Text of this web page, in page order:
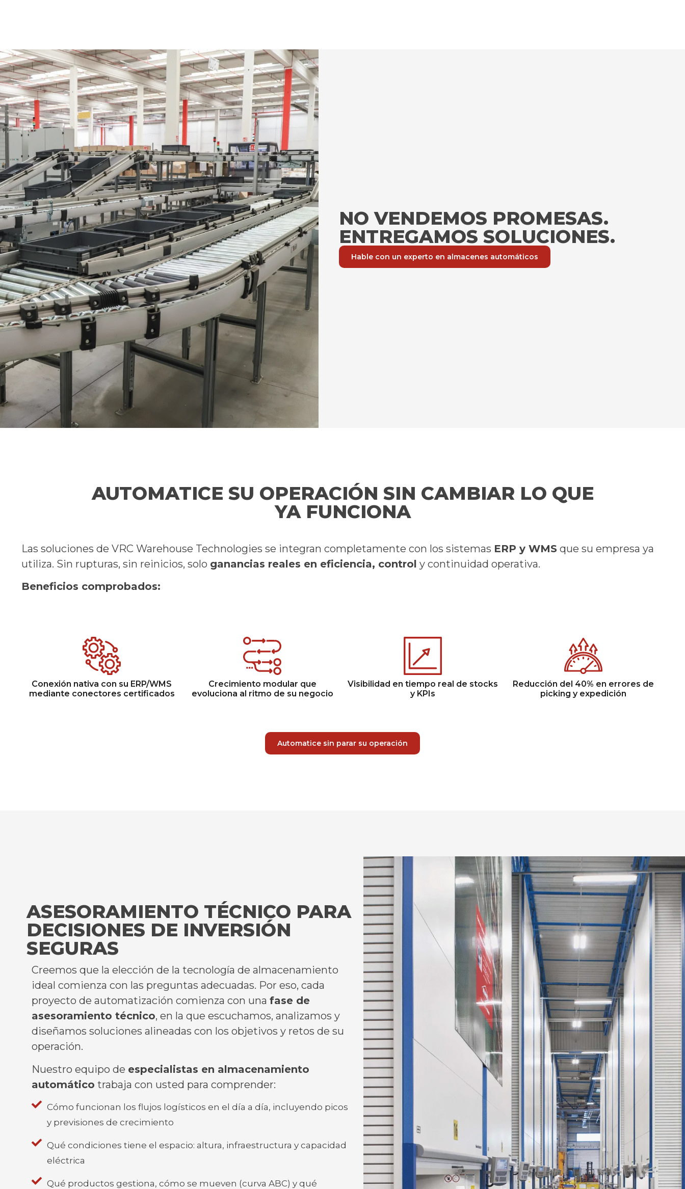
NO VENDEMOS PROMESAS.
ENTREGAMOS SOLUCIONES.
Hable con un experto en almacenes automáticos
AUTOMATICE SU OPERACIÓN SIN CAMBIAR LO QUE
YA FUNCIONA
Las soluciones de VRC Warehouse Technologies se integran completamente con los sistemas ERP y WMS que su empresa ya
utiliza. Sin rupturas, sin reinicios, solo ganancias reales en eficiencia, control y continuidad operativa.
Beneficios comprobados:
Conexión nativa con su ERP/WMS
mediante conectores certificados
Crecimiento modular que
evoluciona al ritmo de su negocio
Visibilidad en tiempo real de stocks
y KPIs
Reducción del 40% en errores de
picking y expedición
Automatice sin parar su operación
ASESORAMIENTO TÉCNICO PARA
DECISIONES DE INVERSIÓN
SEGURAS
Creemos que la elección de la tecnología de almacenamiento
ideal comienza con las preguntas adecuadas. Por eso, cada
proyecto de automatización comienza con una fase de
asesoramiento técnico, en la que escuchamos, analizamos y
diseñamos soluciones alineadas con los objetivos y retos de su
operación.
Nuestro equipo de especialistas en almacenamiento
automático trabaja con usted para comprender:
Cómo funcionan los flujos logísticos en el día a día, incluyendo picos
y previsiones de crecimiento
Qué condiciones tiene el espacio: altura, infraestructura y capacidad
eléctrica
Qué productos gestiona, cómo se mueven (curva ABC) y qué